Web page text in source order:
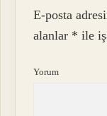
E-posta
alanlar * ile
Yorum